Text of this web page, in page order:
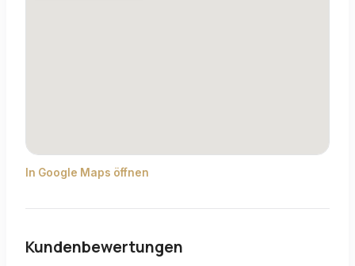
In Google Maps öffnen
Kundenbewertungen